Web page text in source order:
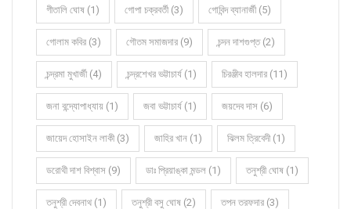
গীতালি ঘোষ (1) গোপা চক্রবর্তী (3) গোবিন্দ ব্যানার্জী (5)
গোলাম কবির (3) গৌতম সমাজদার (9) চন্দন দাশগুপ্ত (2)
চন্দ্রমা মুখার্জী (4) চন্দ্রশেখর ভট্টাচার্য (1) চিরঞ্জীব হালদার (11)
জনা বন্দ্যোপাধ্যায় (1) জবা ভট্টাচার্য (1) জয়দেব দাস (6)
জায়েদ হোসাইন লাকী (3) জাহির খান (1) ঝিলম ত্রিবেদী (1)
ডরোথী দাশ বিশ্বাস (9) ডাঃ প্রিয়াঙ্কা মন্ডল (1) তনুশ্রী ঘোষ (1)
তনুশ্রী দেবনাথ (1) তনুশ্রী বসু ঘোষ (2) তপন তরফদার (3)